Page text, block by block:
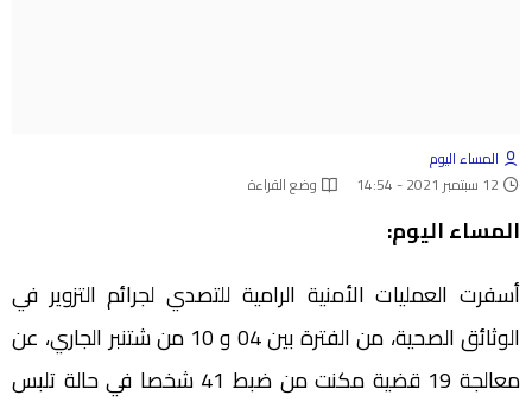
المساء اليوم
12 سبتمبر 2021 - 14:54
وضع القراءة
المساء اليوم:
أسفرت العمليات الأمنية الرامية للتصدي لجرائم التزوير في
الوثائق الصحية، من الفترة بين 04 و 10 من شتنبر الجاري، عن
معالجة 19 قضية مكنت من ضبط 41 شخصا في حالة تلبس